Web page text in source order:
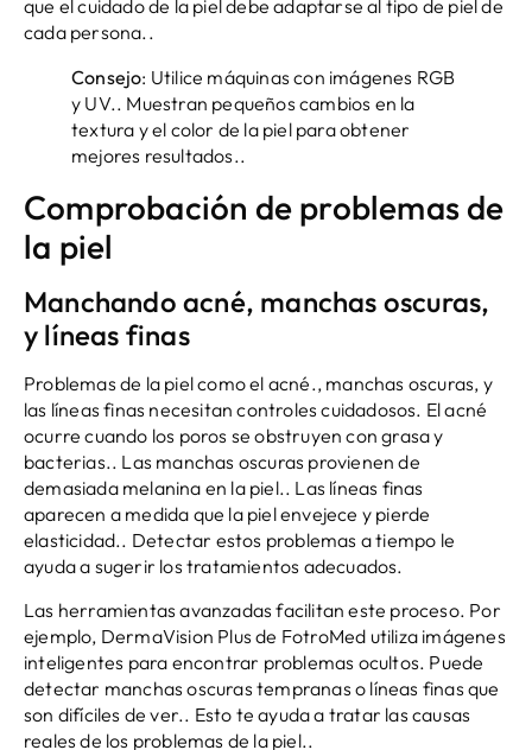
que el cuidado de la piel debe adaptarse al tipo de piel de
cada persona..
Consejo: Utilice máquinas con imágenes RGB
y UV.. Muestran pequeños cambios en la
textura y el color de la piel para obtener
mejores resultados..
Comprobación de problemas de
la piel
Manchando acné, manchas oscuras,
y líneas finas
Problemas de la piel como el acné., manchas oscuras, y
las líneas finas necesitan controles cuidadosos. El acné
ocurre cuando los poros se obstruyen con grasa y
bacterias.. Las manchas oscuras provienen de
demasiada melanina en la piel.. Las líneas finas
aparecen a medida que la piel envejece y pierde
elasticidad.. Detectar estos problemas a tiempo le
ayuda a sugerir los tratamientos adecuados.
Las herramientas avanzadas facilitan este proceso. Por
ejemplo, DermaVision Plus de FotroMed utiliza imágenes
inteligentes para encontrar problemas ocultos. Puede
detectar manchas oscuras tempranas o líneas finas que
son difíciles de ver.. Esto te ayuda a tratar las causas
reales de los problemas de la piel..